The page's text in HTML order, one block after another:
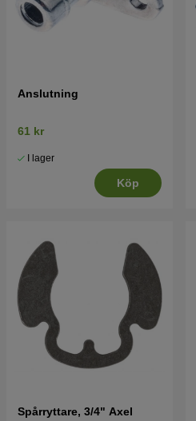
Anslutning
61 kr
I lager
Köp
Spårryttare, 3/4" Axel